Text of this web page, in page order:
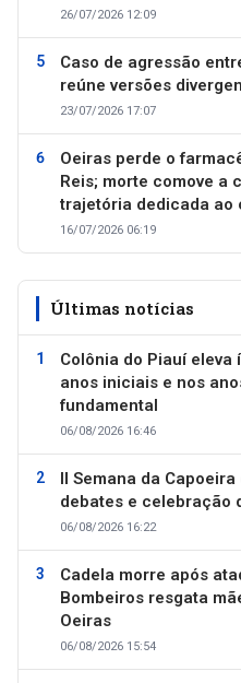
26/07/2026 12:09
Caso de agressão
reúne versões
23/07/2026 17:07
Oeiras perde o
Reis; morte comove a
trajetória dedicada ao
16/07/2026 06:19
Últimas notícias
Colônia do Piauí
anos iniciais e nos
fundamental
06/08/2026 16:46
II Semana da
debates e celebração
06/08/2026 16:22
Cadela morre após
Bombeiros resgata
Oeiras
06/08/2026 15:54